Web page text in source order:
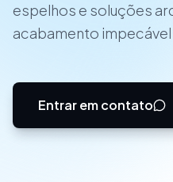
espelhos e soluções
acabamento
Entrar em contato